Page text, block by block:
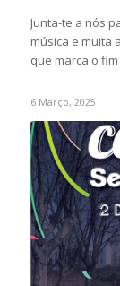
Junta-te a nós
música e muita
que marca o
6 Março, 2025